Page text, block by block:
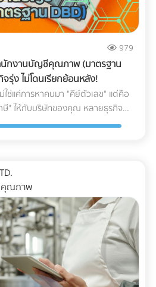
979
นักงานบัญชีคุณภาพ (มาตรฐาน
รุ่ง ไม่โดนเรียกย้อนหลัง!
ช่แค่การหาคนมา "คีย์ตัวเลข" แต่คือ
" ให้กับบริษัทของคุณ หลายธุรกิจ
มหาศาลเพียงเพราะการจัดการบัญชีที่
ณภาพ